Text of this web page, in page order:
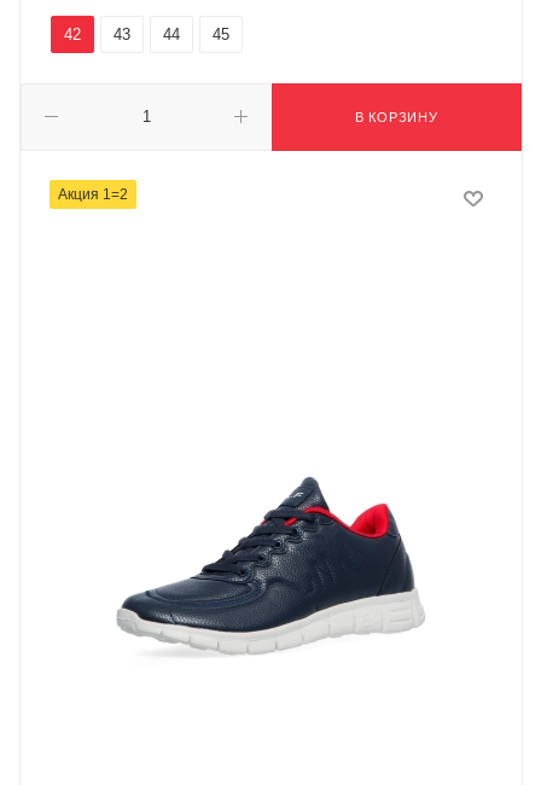
В КОРЗИНУ
42 43 44 45
Акция 1=2